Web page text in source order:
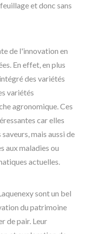
et donc sans
de l'innovation en
En effet, en plus
des variétés
variétés
agronomique. Ces
car elles
mais aussi de
aux maladies ou
actuelles.
sont un bel
du patrimoine
de pair. Leur